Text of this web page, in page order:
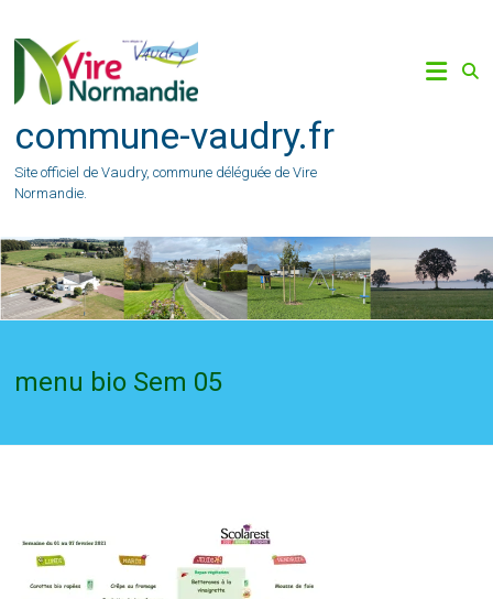
content
commune-vaudry.fr
Site officiel de Vaudry, commune déléguée de Vire
Normandie.
menu bio Sem 05